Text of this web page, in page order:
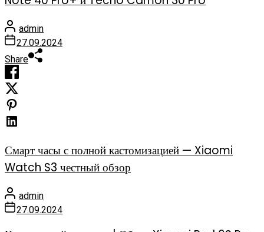
admin
27.09.2024
Share
Смарт часы с полной кастомизацией — Xiaomi
Watch S3 честный обзор
admin
27.09.2024